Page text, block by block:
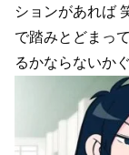
ションがあれば
で踏みとどまっ
るかならないか